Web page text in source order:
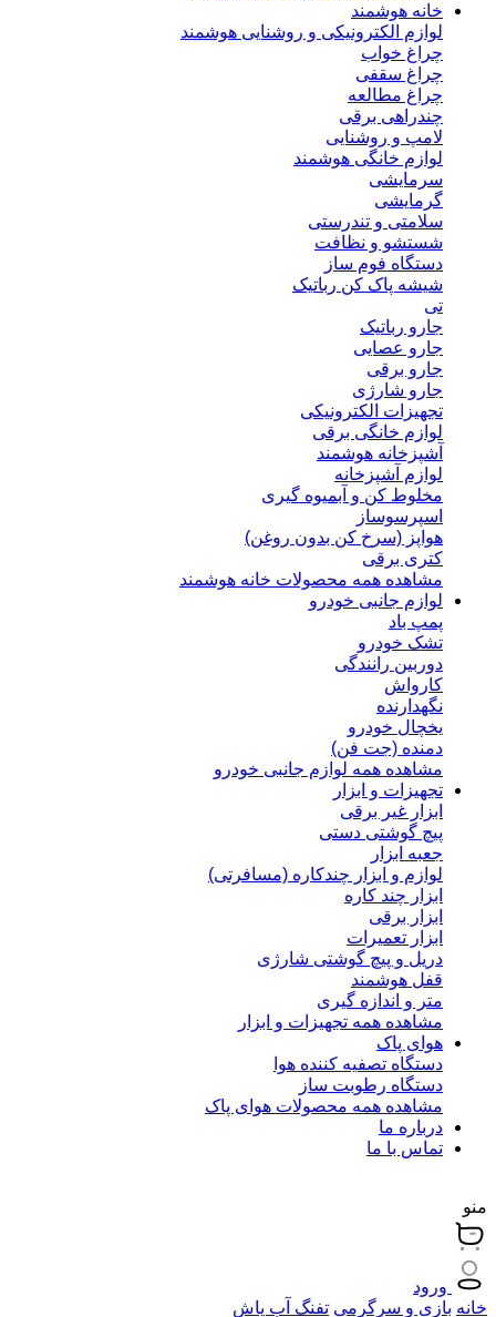
خانه هوشمند
لوازم الکترونیکی و روشنایی هوشمند
چراغ خواب
چراغ سقفی
چراغ مطالعه
چندراهی برقی
لامپ و روشنایی
لوازم خانگی هوشمند
سرمایشی
گرمایشی
سلامتی و تندرستی
شستشو و نظافت
دستگاه فوم ساز
شیشه پاک کن رباتیک
تی
جارو رباتیک
جارو عصایی
جارو برقی
جارو شارژی
تجهیزات الکترونیکی
لوازم خانگی برقی
آشپزخانه هوشمند
لوازم آشپزخانه
مخلوط کن و آبمیوه گیری
اسپرسوساز
هواپز (سرخ کن بدون روغن)
کتری برقی
مشاهده همه محصولات خانه هوشمند
لوازم جانبی خودرو
پمپ باد
تشک خودرو
دوربین رانندگی
کارواش
نگهدارنده
یخچال خودرو
دمنده (جت فن)
مشاهده همه لوازم جانبی خودرو
تجهیزات و ابزار
ابزار غیر برقی
پیچ گوشتی دستی
جعبه ابزار
لوازم و ابزار چندکاره (مسافرتی)
ابزار چند کاره
ابزار برقی
ابزار تعمیرات
دریل و پیچ گوشتی شارژی
قفل هوشمند
متر و اندازه گیری
مشاهده همه تجهیزات و ابزار
هوای پاک
دستگاه تصفیه کننده هوا
دستگاه رطوبت ساز
مشاهده همه محصولات هوای پاک
درباره ما
تماس با ما
منو
ورود
خانه بازی و سرگرمی تفنگ آب پاش